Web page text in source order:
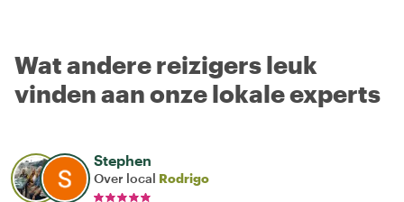
Wat andere reizigers leuk
vinden aan onze lokale experts
Stephen
Over local Rodrigo